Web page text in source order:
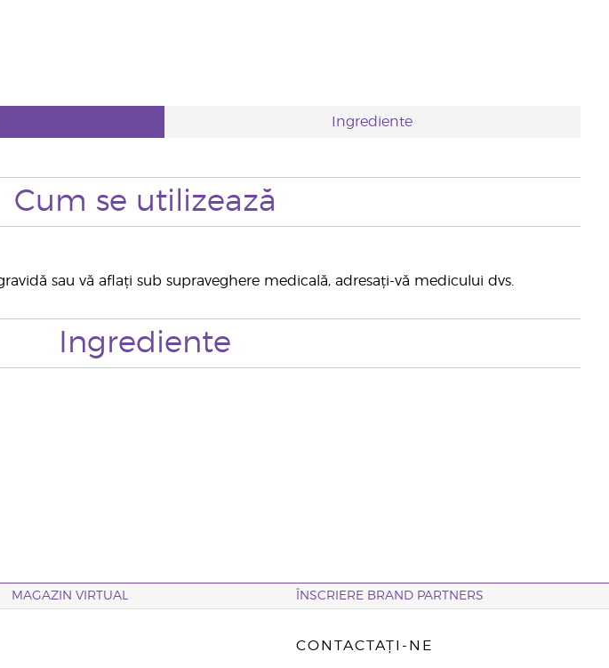
Ingrediente
Cum se utilizează
sau vă aflați sub supraveghere medicală, adresați-vă medicului dvs.
Ingrediente
MAGAZIN VIRTUAL ÎNSCRIERE BRAND PARTNERS
CONTACTAȚI-NE